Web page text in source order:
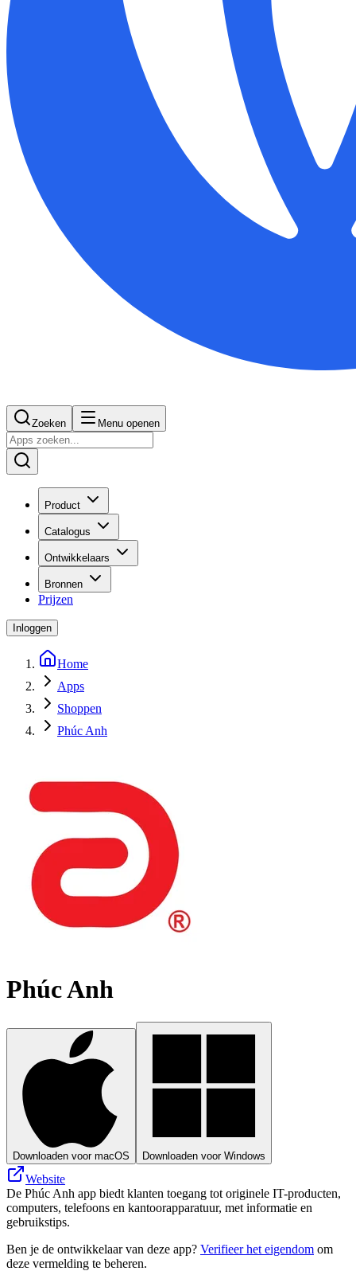
Zoeken Menu openen
Product
Catalogus
Ontwikkelaars
Bronnen
Prijzen
Inloggen
Home
Apps
Shoppen
Phúc Anh
Phúc Anh
Downloaden voor macOS Downloaden voor Windows
Website
De Phúc Anh app biedt klanten toegang tot originele IT-producten,
computers, telefoons en kantoorapparatuur, met informatie en
gebruikstips.
Ben je de ontwikkelaar van deze app? Verifieer het eigendom om
deze vermelding te beheren.